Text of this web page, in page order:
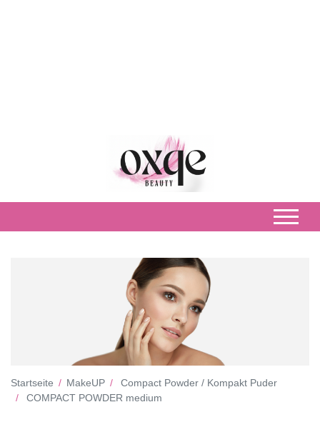
Startseite MakeUP
Compact Powder / Kompakt Puder
COMPACT POWDER medium